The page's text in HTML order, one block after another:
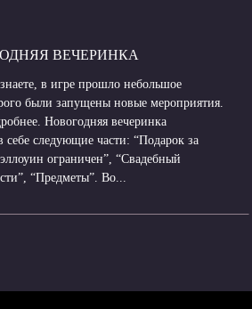
ВЕЧЕРИНКА
в игре прошло небольшое
были запущены новые мероприятия.
Новогодняя вечеринка
следующие части: “Подарок за
ограничен”, “Свадебный
“Предметы”. Во...